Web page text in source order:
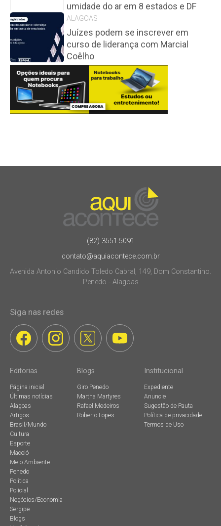
umidade do ar em 8 estados e DF
ALAGOAS
Juízes podem se inscrever em
curso de liderança com Marcial
Coêlho
(82) 3551.5091
contato@aquiacontece.com.br
Avenida Antonio Candido Toledo Cabral, 149, Dom Constantino.
Penedo - Alagoas
Siga nas redes
Editorias
Página inicial
Últimas notícias
Alagoas
Artigos
Brasil/Mundo
Cultura
Esporte
Maceió
Meio Ambiente
Penedo
Política
Policial
Negócios/Economia
Sergipe
Blogs
Blogs
Giro Penedo
Martha Martyres
Rafael Medeiros
Roberto Lopes
Institucional
Expediente
Anuncie
Sugestão de Pauta
Política de privacidade
Termos de Uso